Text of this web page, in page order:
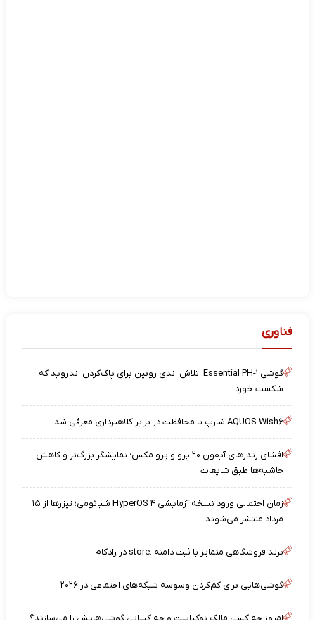
فناوری
گوشی Essential PH-۱؛ تلاش اندی روبین برای پاک‌کردن اندروید که
شکست خورد
AQUOS Wish۶ شارپ با محافظت در برابر کلاهبرداری معرفی شد
افشای رندرهای آیفون ۲۰ پرو و پرو مکس؛ نمایشگر بزرگ‌تر و کاهش
حاشیه‌ها طبق شایعات
زمان احتمالی ورود نسخه آزمایشی HyperOS ۴ شیائومی؛ تیزرها از ۱۵
مرداد منتشر می‌شوند
برند فروشگاهی متمایز با ثبت دامنه .store در رادکام
گوشی‌هایی برای کم‌کردن وسوسه شبکه‌های اجتماعی در ۲۰۲۶